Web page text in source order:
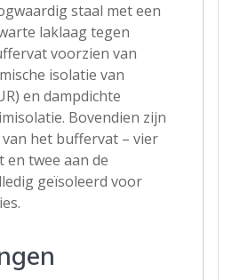
staal met een
laklaag tegen
voorzien van
isolatie van
en dampdichte
Bovendien zijn
het buffervat – vier
en twee aan de
geïsoleerd voor